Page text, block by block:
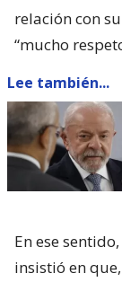
relación con
“mucho
Lee también...
En ese
insistió en